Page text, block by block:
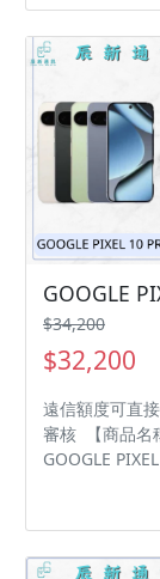
迎洽群官方
@kjg6280d •
內，如商品有問
速向我們告知
理 • 全新品為
年，中古機店
• 店家擁有隨時
更、暫停活動
您安排快速審
核進度 LINE
ID:@kjg6280d
辰通訊行 雲林
森路二段200號
6339809 在地
$34,200
$32,200
遠信額度可直
審核 【商品名
GOOGLE
任何問題都歡
LINE：